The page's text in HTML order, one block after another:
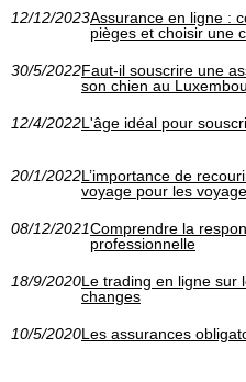
12/12/2023Assurance en ligne :
pièges et choisir une
30/5/2022Faut-il souscrire une
son chien au
12/4/2022L'âge idéal pour
20/1/2022L’importance de
voyage pour les
08/12/2021Comprendre la
professionnelle
18/9/2020Le trading en ligne sur
changes
10/5/2020Les assurances